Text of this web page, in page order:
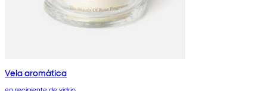
Vela aromática